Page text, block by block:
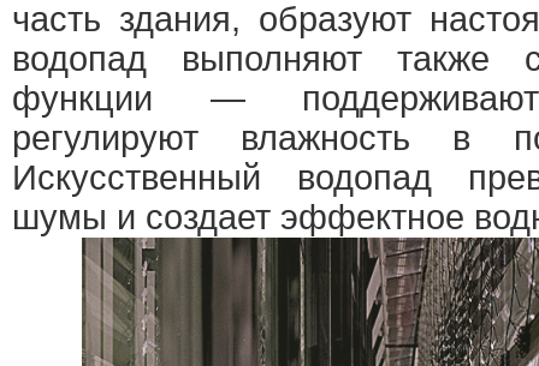
часть здания, образуют
водопад выполняют также
функции —
регулируют влажность в
Искусственный водопад
шумы и создает эффектное